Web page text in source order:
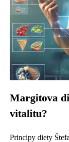
Margitova
vitalitu?
Principy diety